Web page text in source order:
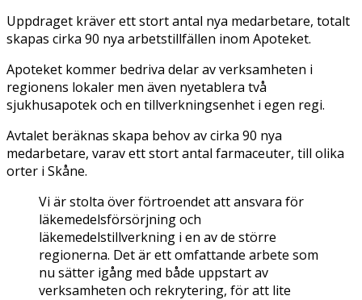
Uppdraget kräver ett stort antal nya medarbetare, totalt
skapas cirka 90 nya arbetstillfällen inom Apoteket.
Apoteket kommer bedriva delar av verksamheten i
regionens lokaler men även nyetablera två
sjukhusapotek och en tillverkningsenhet i egen regi.
Avtalet beräknas skapa behov av cirka 90 nya
medarbetare, varav ett stort antal farmaceuter, till olika
orter i Skåne.
Vi är stolta över förtroendet att ansvara för
läkemedelsförsörjning och
läkemedelstillverkning i en av de större
regionerna. Det är ett omfattande arbete som
nu sätter igång med både uppstart av
verksamheten och rekrytering, för att lite